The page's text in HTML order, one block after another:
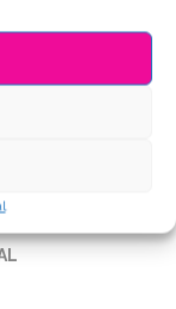
Decoradas